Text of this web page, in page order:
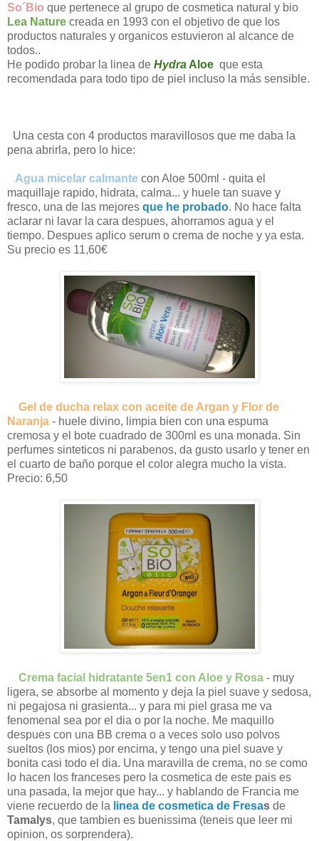
So´Bio que pertenece al grupo de cosmetica natural y bio
Lea Nature creada en 1993 con el objetivo de que los
productos naturales y organicos estuvieron al alcance de
todos..
He podido probar la linea de Hydra Aloe que esta
recomendada para todo tipo de piel incluso la más sensible.
Una cesta con 4 productos maravillosos que me daba la
pena abrirla, pero lo hice:
Agua micelar calmante con Aloe 500ml - quita el
maquillaje rapido, hidrata, calma... y huele tan suave y
fresco, una de las mejores que he probado. No hace falta
aclarar ni lavar la cara despues, ahorramos agua y el
tiempo. Despues aplico serum o crema de noche y ya esta.
Su precio es 11,60€
Gel de ducha relax con aceite de Argan y Flor de
Naranja - huele divino, limpia bien con una espuma
cremosa y el bote cuadrado de 300ml es una monada. Sin
perfumes sinteticos ni parabenos, da gusto usarlo y tener en
el cuarto de baño porque el color alegra mucho la vista.
Precio: 6,50
Crema facial hidratante 5en1 con Aloe y Rosa - muy
ligera, se absorbe al momento y deja la piel suave y sedosa,
ni pegajosa ni grasienta... y para mi piel grasa me va
fenomenal sea por el dia o por la noche. Me maquillo
despues con una BB crema o a veces solo uso polvos
sueltos (los mios) por encima, y tengo una piel suave y
bonita casi todo el dia. Una maravilla de crema, no se como
lo hacen los franceses pero la cosmetica de este pais es
una pasada, la mejor que hay... y hablando de Francia me
viene recuerdo de la linea de cosmetica de Fresas de
Tamalys, que tambien es buenissima (teneis que leer mi
opinion, os sorprendera).